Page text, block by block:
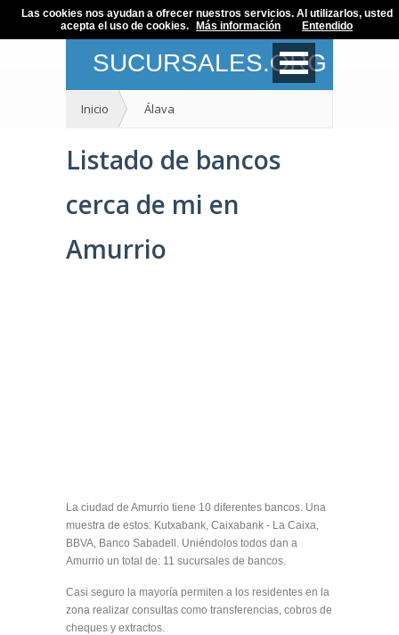
SUCURSALES.ORG
Inicio Álava
Listado de bancos
cerca de mi en
Amurrio
La ciudad de Amurrio tiene 10 diferentes bancos. Una
muestra de estos: Kutxabank, Caixabank - La Caixa,
BBVA, Banco Sabadell. Uniéndolos todos dan a
Amurrio un total de: 11 sucursales de bancos.
Casi seguro la mayoría permiten a los residentes en la
zona realizar consultas como transferencias, cobros de
cheques y extractos.
Las cookies nos ayudan a ofrecer nuestros servicios. Al utilizarlos, usted
acepta el uso de cookies.
Más información Entendido